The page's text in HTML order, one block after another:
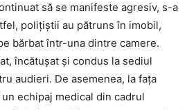
să se manifeste agresiv, s-a
polițiștii au pătruns în imobil,
bărbat într-una dintre camere.
încătușat și condus la sediul
audieri. De asemenea, la fața
echipaj medical din cadrul